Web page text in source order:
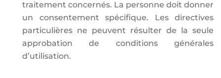
traitement concernés. La personne doit donner
un consentement spécifique. Les directives
particulières ne peuvent résulter de la seule
approbation de conditions générales
d’utilisation.